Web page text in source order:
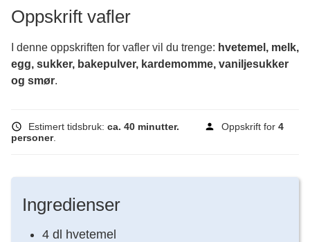
Oppskrift vafler
I denne oppskriften for vafler vil du trenge: hvetemel, melk,
egg, sukker, bakepulver, kardemomme, vaniljesukker
og smør.
Estimert tidsbruk: ca. 40 minutter. Oppskrift for 4
personer.
Ingredienser
4 dl hvetemel